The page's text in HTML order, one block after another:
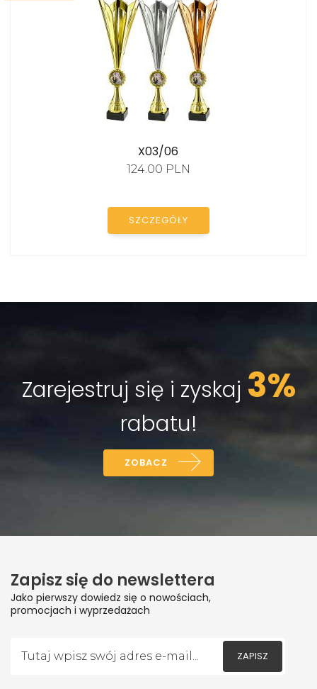
X03/06
124.00 PLN
SZCZEGÓŁY
Zarejestruj się i zyskaj 3%
rabatu!
ZOBACZ
Zapisz się do newslettera
Jako pierwszy dowiedz się o nowościach,
promocjach i wyprzedażach
ZAPISZ